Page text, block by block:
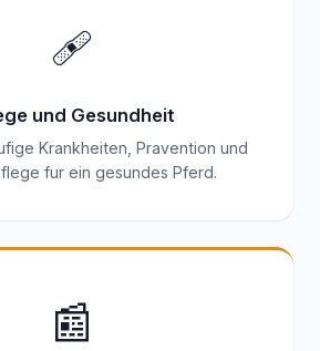
🩹
und Gesundheit
Krankheiten, Pravention und
fur ein gesundes Pferd.
📰